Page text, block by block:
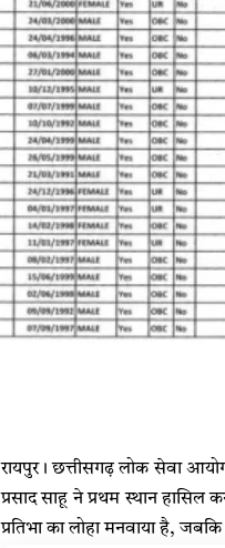
रायपुर। छत्तीसगढ़ लोक सेवा
प्रसाद साहू ने प्रथम स्थान हासिल
प्रतिभा का लोहा मनवाया है,